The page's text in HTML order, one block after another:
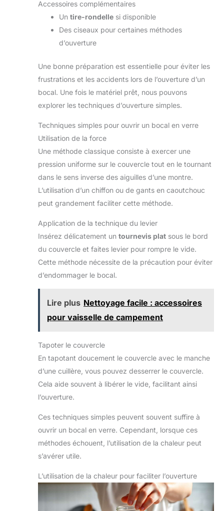
Accessoires complémentaires
Un tire-rondelle si disponible
Des ciseaux pour certaines méthodes
d’ouverture
Une bonne préparation est essentielle pour éviter les
frustrations et les accidents lors de l’ouverture d’un
bocal. Une fois le matériel prêt, nous pouvons
explorer les techniques d’ouverture simples.
Techniques simples pour ouvrir un bocal en verre
Utilisation de la force
Une méthode classique consiste à exercer une
pression uniforme sur le couvercle tout en le tournant
dans le sens inverse des aiguilles d’une montre.
L’utilisation d’un chiffon ou de gants en caoutchouc
peut grandement faciliter cette méthode.
Application de la technique du levier
Insérez délicatement un tournevis plat sous le bord
du couvercle et faites levier pour rompre le vide.
Cette méthode nécessite de la précaution pour éviter
d’endommager le bocal.
Lire plus Nettoyage facile : accessoires
pour vaisselle de campement
Tapoter le couvercle
En tapotant doucement le couvercle avec le manche
d’une cuillère, vous pouvez desserrer le couvercle.
Cela aide souvent à libérer le vide, facilitant ainsi
l’ouverture.
Ces techniques simples peuvent souvent suffire à
ouvrir un bocal en verre. Cependant, lorsque ces
méthodes échouent, l’utilisation de la chaleur peut
s’avérer utile.
L’utilisation de la chaleur pour faciliter l’ouverture